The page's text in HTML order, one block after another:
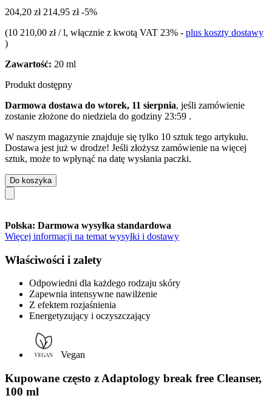
204,20 zł 214,95 zł -5%
(10 210,00 zł / l, włącznie z kwotą VAT 23% - plus koszty dostawy
)
Zawartość: 20 ml
Produkt dostępny
Darmowa dostawa do wtorek, 11 sierpnia, jeśli zamówienie
zostanie złożone do niedziela do godziny 23:59 .
W naszym magazynie znajduje się tylko 10 sztuk tego artykułu.
Dostawa jest już w drodze! Jeśli złożysz zamówienie na więcej
sztuk, może to wpłynąć na datę wysłania paczki.
Do koszyka
Polska: Darmowa wysyłka standardowa
Więcej informacji na temat wysyłki i dostawy
Właściwości i zalety
Odpowiedni dla każdego rodzaju skóry
Zapewnia intensywne nawilżenie
Z efektem rozjaśnienia
Energetyzujący i oczyszczający
Vegan
Kupowane często z Adaptology break free Cleanser,
100 ml